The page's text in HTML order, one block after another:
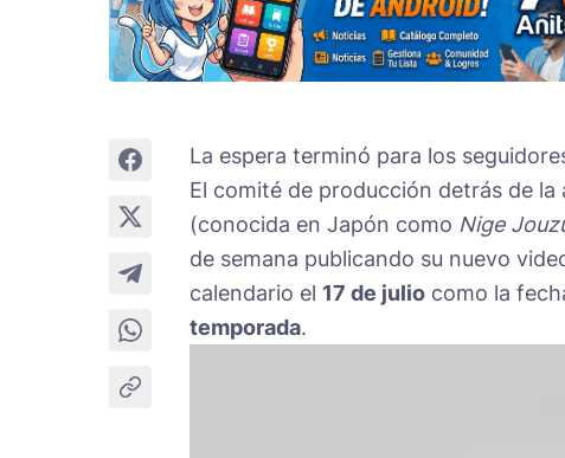
La espera terminó para los
El comité de producción detrás de
(conocida en Japón como Nige
de semana publicando su nuevo
calendario el 17 de julio como la
temporada.